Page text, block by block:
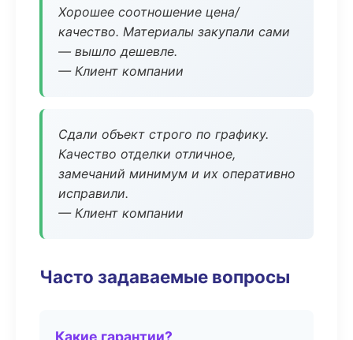
Хорошее соотношение цена/
качество. Материалы закупали сами
— вышло дешевле.
— Клиент компании
Сдали объект строго по графику.
Качество отделки отличное,
замечаний минимум и их оперативно
исправили.
— Клиент компании
Часто задаваемые вопросы
Какие гарантии?